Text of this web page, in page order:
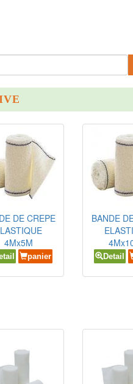
DE CREPE
4Mx5M
panier
BANDE
Detail